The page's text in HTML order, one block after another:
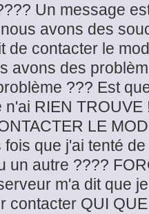
Un message
avons des
de contacter le
avons des
??? Est
n'ai RIEN TROUVE
LE
que j'ai tenté
un autre ????
m'a dit que
contacter QUI